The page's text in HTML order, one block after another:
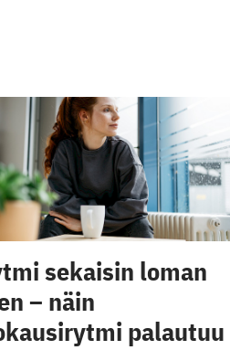
sekaisin loman
– näin
palautuu